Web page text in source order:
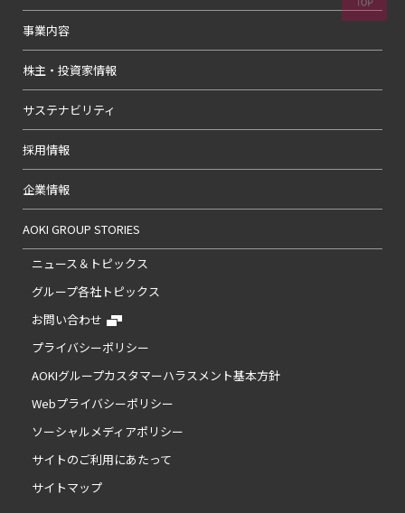
事業内容
株主・投資家情報
サステナビリティ
採用情報
企業情報
AOKI GROUP STORIES
ニュース＆トピックス
グループ各社トピックス
お問い合わせ
プライバシーポリシー
AOKIグループカスタマーハラスメント基本方針
Webプライバシーポリシー
ソーシャルメディアポリシー
サイトのご利用にあたって
サイトマップ